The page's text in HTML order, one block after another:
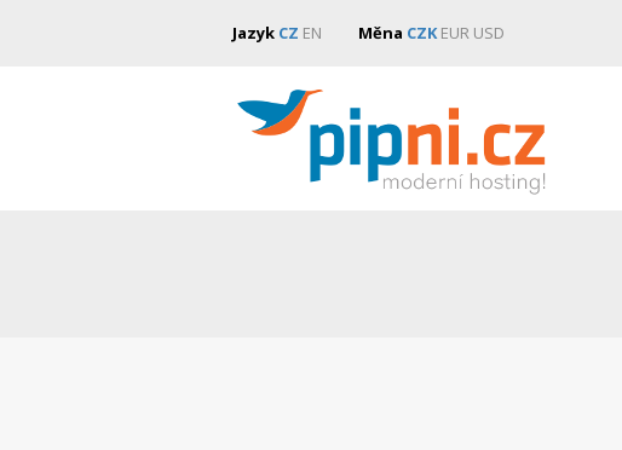
Jazyk CZ EN Měna CZK EUR USD